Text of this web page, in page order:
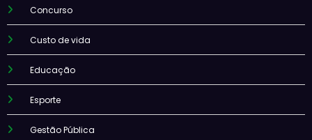
Concurso
Custo de vida
Educação
Esporte
Gestão Pública